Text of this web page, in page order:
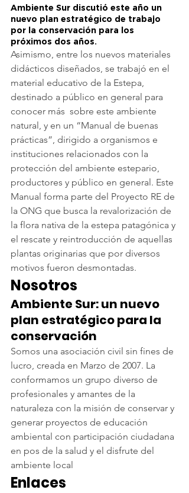
Ambiente Sur discutió este año un
nuevo plan estratégico de trabajo
por la conservación para los
próximos dos años.
Asimismo, entre los nuevos materiales
didácticos diseñados, se trabajó en el
material educativo de la Estepa,
destinado a público en general para
conocer más  sobre este ambiente
natural, y en un “Manual de buenas
prácticas”, dirigido a organismos e
instituciones relacionados con la
protección del ambiente estepario,
productores y público en general. Este
Manual forma parte del Proyecto RE de
la ONG que busca la revalorización de
la flora nativa de la estepa patagónica y
el rescate y reintroducción de aquellas
plantas originarias que por diversos
motivos fueron desmontadas.
Nosotros
Ambiente Sur: un nuevo
plan estratégico para la
conservación
Somos una asociación civil sin fines de
lucro, creada en Marzo de 2007. La
conformamos un grupo diverso de
profesionales y amantes de la
naturaleza con la misión de conservar y
generar proyectos de educación
ambiental con participación ciudadana
en pos de la salud y el disfrute del
ambiente local
Enlaces